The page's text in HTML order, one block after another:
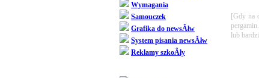
Wymagania
Samouczek
Grafika do newsĂłw
System pisania newsĂłw
Reklamy szkoÂły
[Gdy na
lub